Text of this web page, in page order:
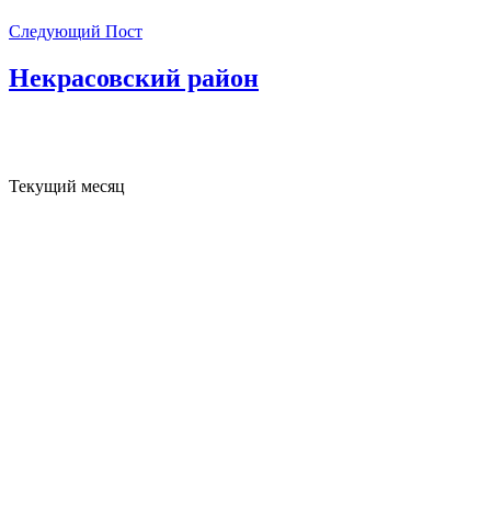
Следующий Пост
Некрасовский район
Текущий месяц